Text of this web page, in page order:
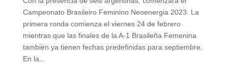
Campeonato Brasileiro Feminino Neoenergia 2023. La
primera ronda comienza el viernes 24 de febrero
mientras que las finales de la A-1 Brasileña Femenina
también ya tienen fechas predefinidas para septiembre.
En la...